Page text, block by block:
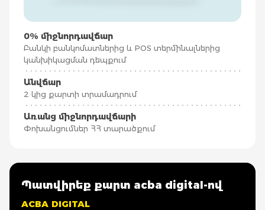
0% միջնորդավճար
Բանկի բանկոմատներից և POS տերմինալներից
կանխիկացման դեպքում
Անվճար
2 կից քարտի տրամադրում
Առանց միջնորդավճարի
Փոխանցումներ ՀՀ տարածքում
Պատվիրեք քարտ acba digital-ով
ACBA DIGITAL